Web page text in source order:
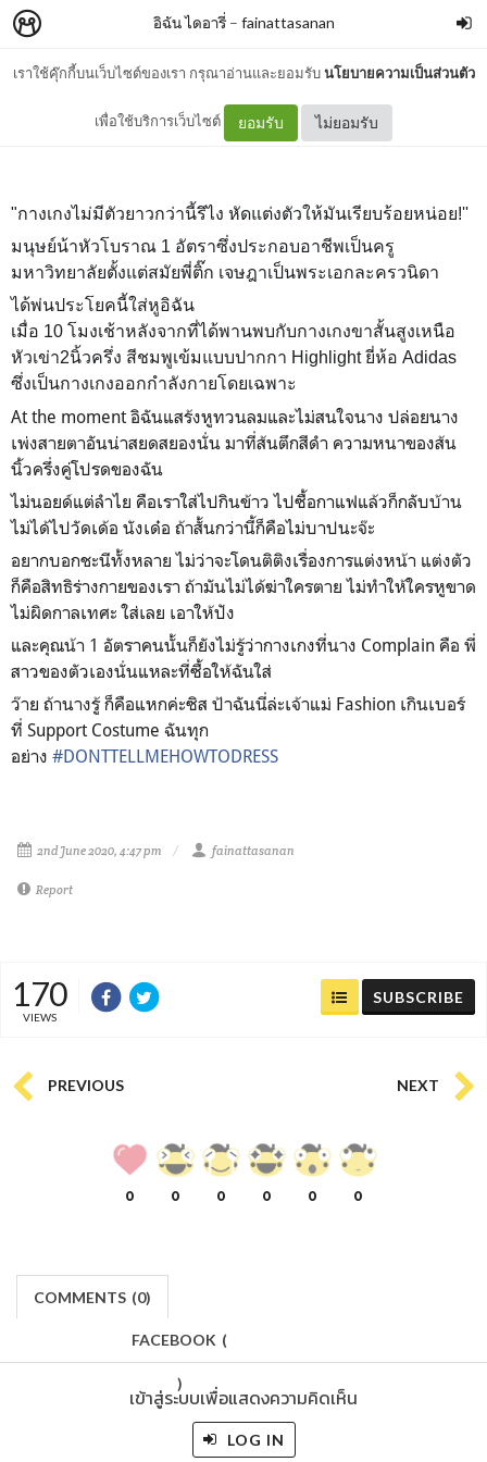
เราใช้คุ๊กกี้บนเว็บไซต์ของเรา กรุณาอ่านและยอมรับนโยบายความเป็นส่วนตัว
เพื่อใช้บริการเว็บไซต์ ยอมรับ ไม่ยอมรับ
อิฉัน ไดอารี่– fainattasanan
มนุษย์น้าหัวโบราณ
"กางเกงไม่มีตัวยาวกว่านี้รึไง หัดแต่งตัวให้มันเรียบร้อยหน่อย!''
มนุษย์น้าหัวโบราณ 1 อัตราซึ่งประกอบอาชีพเป็นครู
มหาวิทยาลัยตั้งแต่สมัยพี่ติ๊ก เจษฎาเป็นพระเอกละครวนิดา
ได้พ่นประโยคนี้ใส่หูอิฉัน
เมื่อ 10 โมงเช้าหลังจากที่ได้พานพบกับกางเกงขาสั้นสูงเหนือ
หัวเข่า2นิ้วครึ่ง สีชมพูเข้มแบบปากกา Highlight ยี่ห้อ Adidas
ซึ่งเป็นกางเกงออกกำลังกายโดยเฉพาะ
At the moment อิฉันแสร้งหูทวนลมและไม่สนใจนาง ปล่อยนาง
เพ่งสายตาอันน่าสยดสยองนั่น มาที่ส้นตึกสีดำ ความหนาของส้น
นิ้วครึ่งคู่โปรดของฉัน
ไม่นอยด์แต่ลำไย คือเราใส่ไปกินข้าว ไปซื้อกาแฟแล้วก็กลับบ้าน
ไม่ได้ไปวัดเด้อ นังเด๋อ ถ้าสั้นกว่านี้ก็คือไม่บาปนะจ๊ะ
อยากบอกชะนีทั้งหลาย ไม่ว่าจะโดนติติงเรื่องการแต่งหน้า แต่งตัว
ก็คือสิทธิร่างกายของเรา ถ้ามันไม่ได้ฆ่าใครตาย ไม่ทำให้ใครหูขาด
ไม่ผิดกาลเทศะ ใส่เลย เอาให้ปัง
และคุณน้า 1 อัตราคนนั้นก็ยังไม่รู้ว่ากางเกงที่นาง Complain คือ พี่
สาวของตัวเองนั่นแหละที่ซื้อให้ฉันใส่
ว๊าย ถ้านางรู้ ก็คือแหกค่ะซิส ป้าฉันนี่ล่ะเจ้าแม่ Fashion เกินเบอร์
ที่ Support Costume ฉันทุก
อย่าง #DONTTELLMEHOWTODRESS
2nd June 2020, 4:47 pm fainattasanan
Report
170
VIEWS
SUBSCRIBE
PREVIOUS NEXT
0 0 0 0 0 0
COMMENTS (0)
FACEBOOK (
)
เข้าสู่ระบบเพื่อแสดงความคิดเห็น
LOG IN